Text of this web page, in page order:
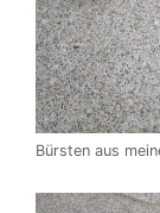
Bürsten aus